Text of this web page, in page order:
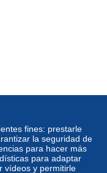
fines: prestarle
la seguridad de
para hacer más
para adaptar
vídeos y permitirle